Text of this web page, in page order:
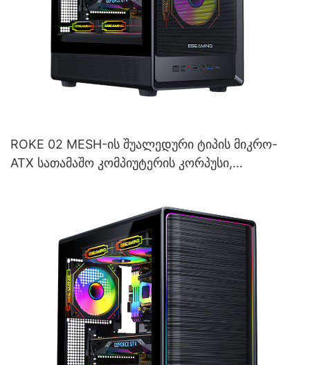
ROKE 02 MESH-ის შუალედური ტიპის მიკრო-
ATX სათამაშო კომპიუტერის კორპუსი,